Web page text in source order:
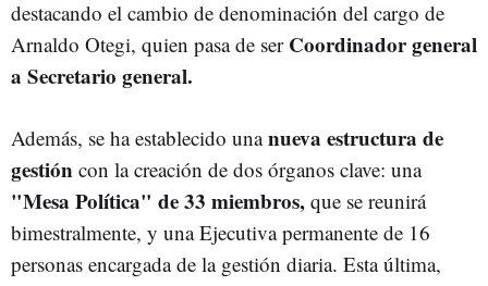
destacando el cambio de denominación del cargo de
Arnaldo Otegi, quien pasa de ser Coordinador general
a Secretario general.
Además, se ha establecido unanueva estructura de
gestión con la creación de dos órganos clave: una
"Mesa Política" de 33 miembros, que se reunirá
bimestralmente, y una Ejecutiva permanente de 16
personas encargada de la gestión diaria. Esta última,